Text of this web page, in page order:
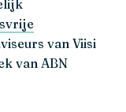
van Viisi
van ABN